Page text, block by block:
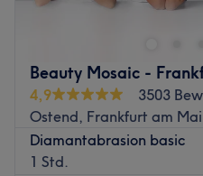
Beauty Mosaic -
4,9
3503
Ostend, Frankfurt am
Diamantabrasion basic
1 Std.